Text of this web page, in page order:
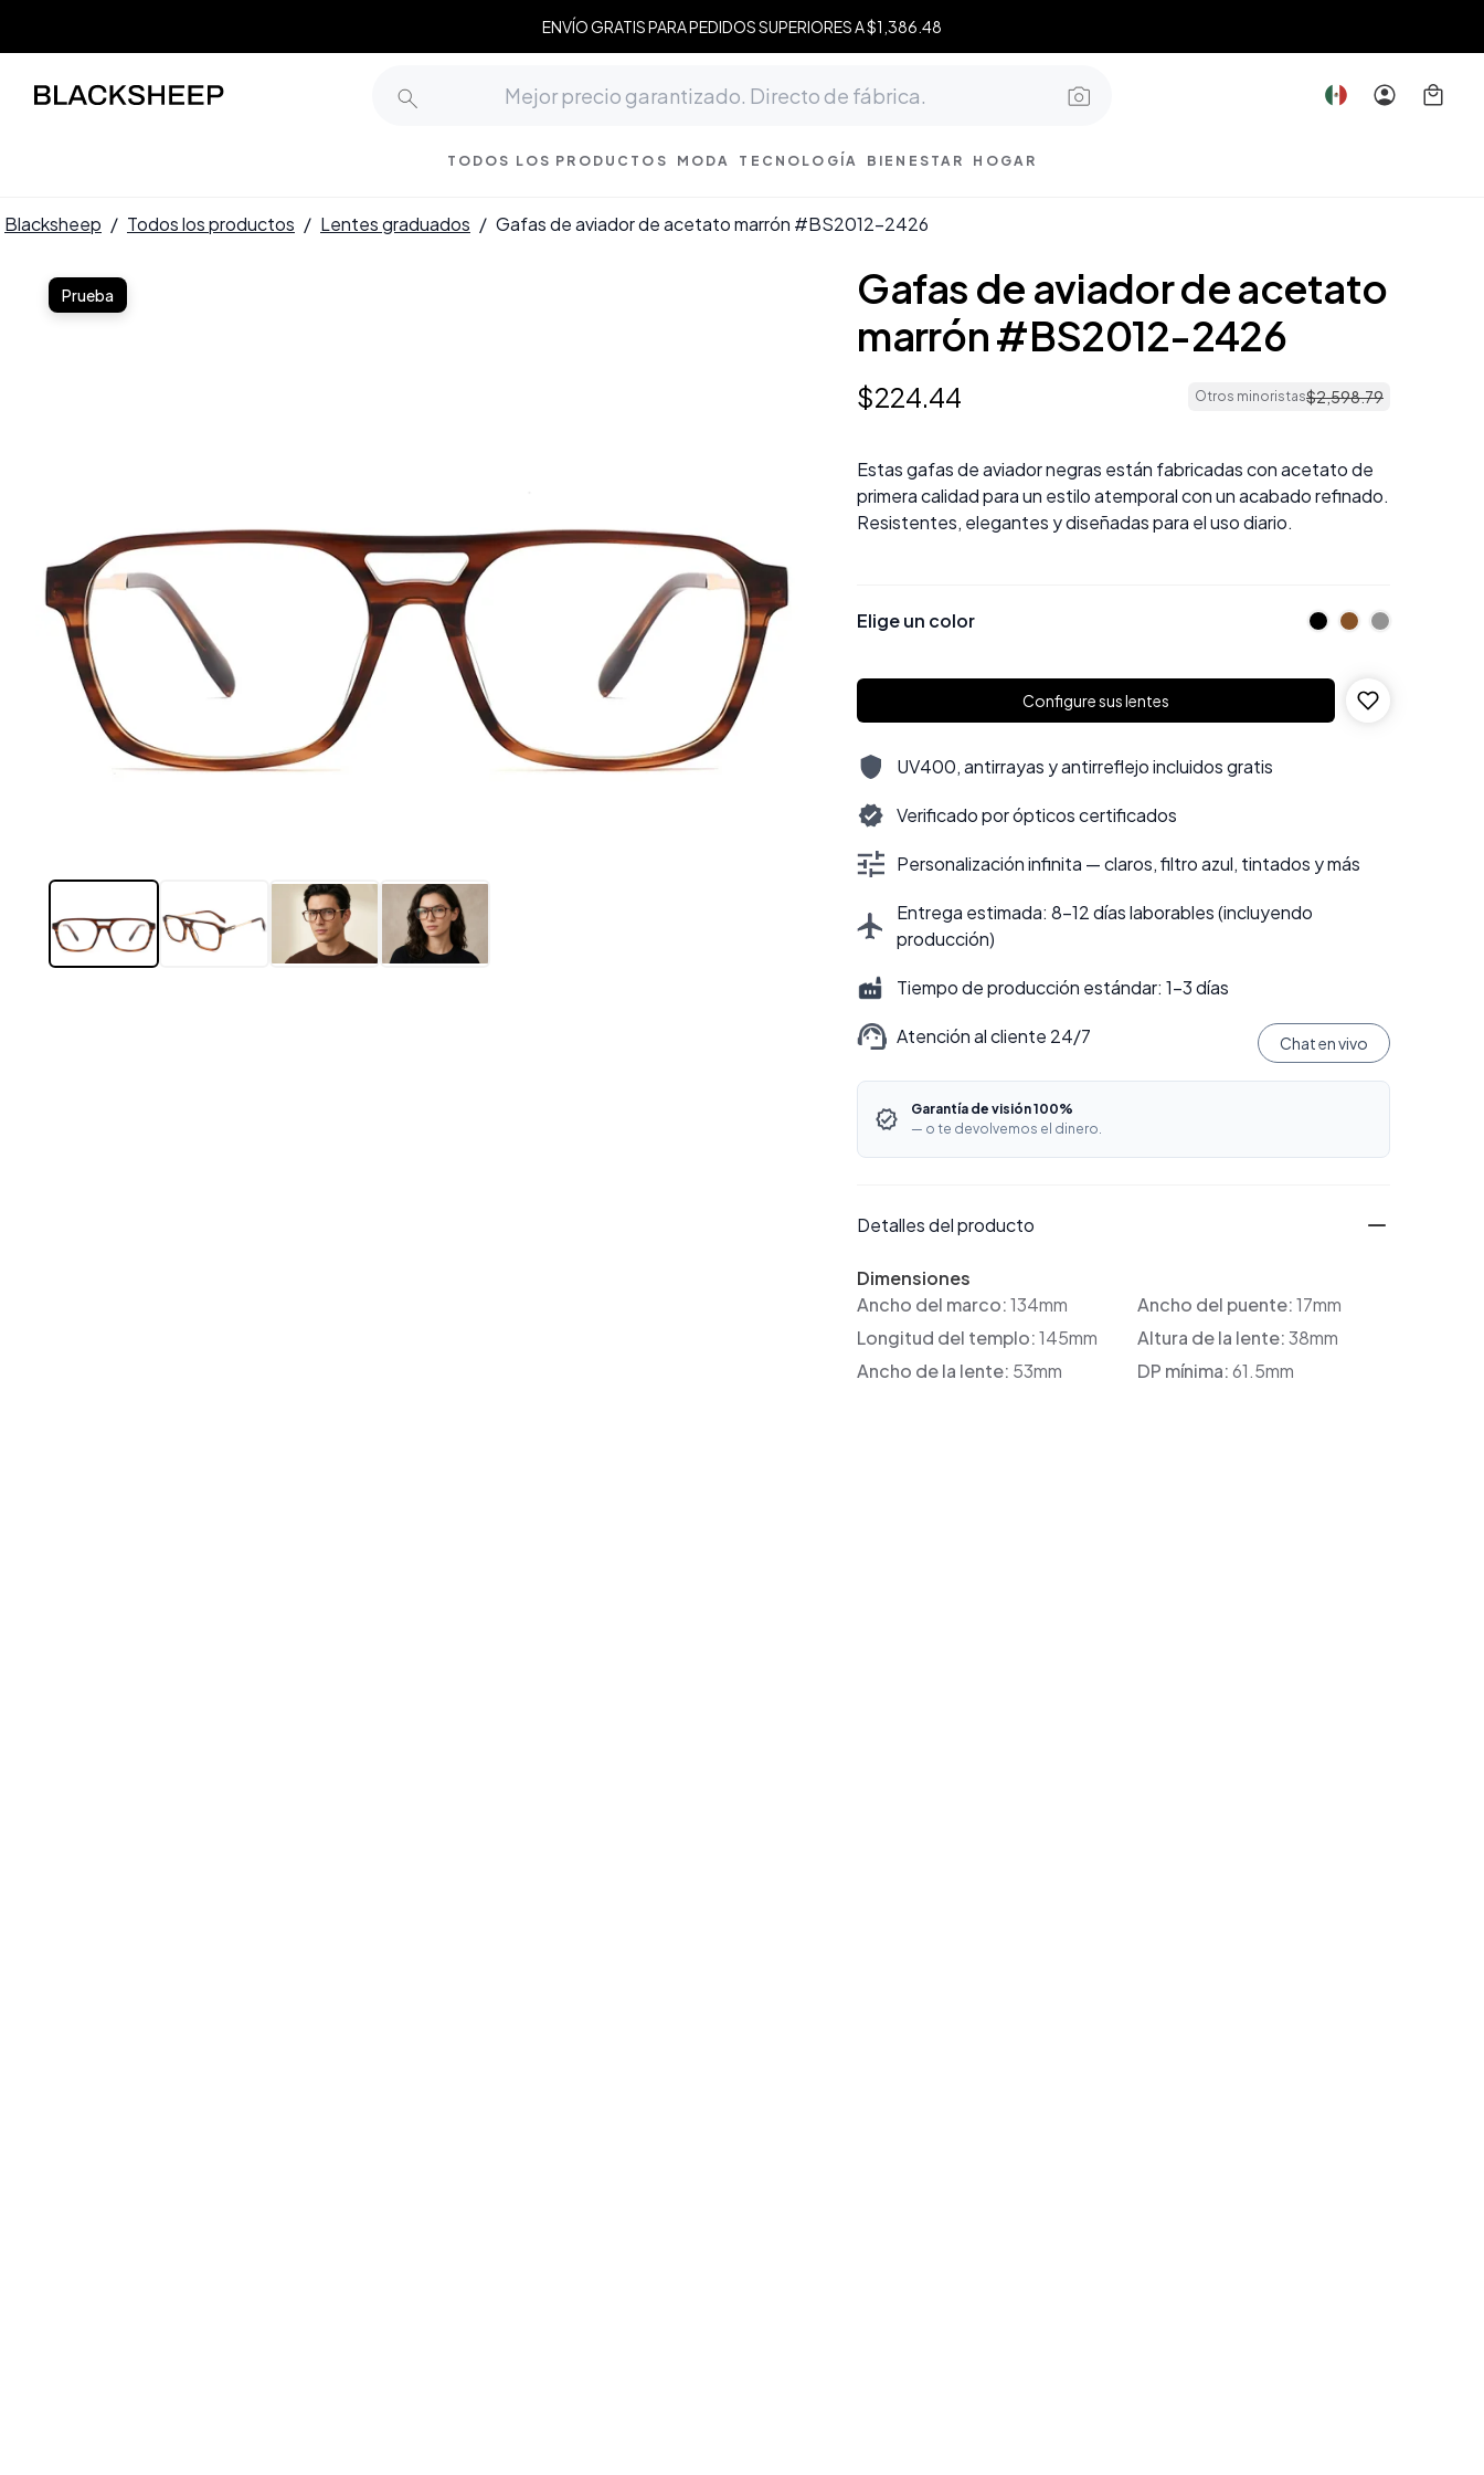
ENVÍO GRATIS PARA PEDIDOS SUPERIORES A $1,386.48
TODOS LOS PRODUCTOS MODA TECNOLOGÍA BIENESTAR HOGAR
Blacksheep / Todos los productos / Lentes graduados / Gafas de aviador de acetato marrón #BS2012-2426
Prueba
Gafas de aviador de acetato
marrón #BS2012-2426
$224.44 Otros minoristas$2,598.79
Estas gafas de aviador negras están fabricadas con acetato de
primera calidad para un estilo atemporal con un acabado refinado.
Resistentes, elegantes y diseñadas para el uso diario.
Elige un color
Configure sus lentes
UV400, antirrayas y antirreflejo incluidos gratis
Verificado por ópticos certificados
Personalización infinita — claros, filtro azul, tintados y más
Entrega estimada: 8–12 días laborables (incluyendo
producción)
Tiempo de producción estándar: 1–3 días
Atención al cliente 24/7 Chat en vivo
Garantía de visión 100%
— o te devolvemos el dinero.
Detalles del producto
Dimensiones
Ancho del marco:134mm Ancho del puente:17mm
Longitud del templo:145mm Altura de la lente:38mm
Ancho de la lente: 53mm DP mínima:61.5mm